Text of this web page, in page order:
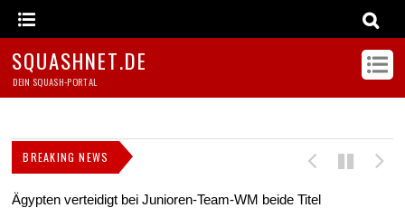
SQUASHNET.DE
DEIN SQUASH-PORTAL
BREAKING NEWS
Ägypten verteidigt bei Junioren-Team-WM beide Titel